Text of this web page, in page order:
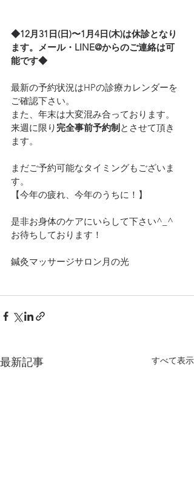
◆12月31日(日)〜1月4日(木)は休診となり
ます。メール・LINE@からのご連絡は可
能です◆
最新の予約状況はHPの診療カレンダーを
ご確認下さい。
また、年末は大変混み合っております。
来週に限り 完全事前予約制とさせて頂き
ます。
まだご予約可能なタイミングもございま
す。
【今年の疲れ、今年のうちに！】
是非お身体のケアにいらして下さい^_^
お待ちしております！
鍼灸マッサージサロン月の光
最新記事 すべて表示